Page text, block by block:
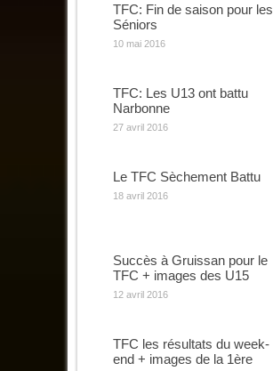
TFC: Fin de saison pour les
Séniors
10 mai 2016
TFC: Les U13 ont battu
Narbonne
27 avril 2016
Le TFC Sèchement Battu
18 avril 2016
Succès à Gruissan pour le
TFC + images des U15
12 avril 2016
TFC les résultats du week-
end + images de la 1ère